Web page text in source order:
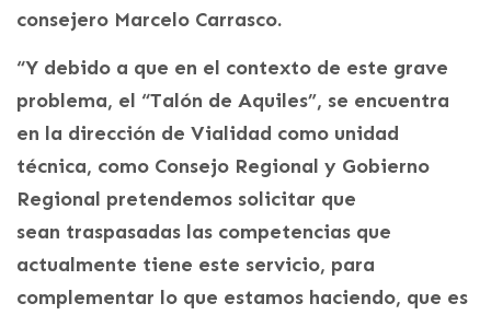
consejero Marcelo Carrasco.
“Y debido a que en el contexto de este grave
problema, el “Talón de Aquiles”, se encuentra
en la dirección de Vialidad como unidad
técnica, como Consejo Regional y Gobierno
Regional pretendemos solicitar que
sean traspasadas las competencias que
actualmente tiene este servicio, para
complementar lo que estamos haciendo, que es